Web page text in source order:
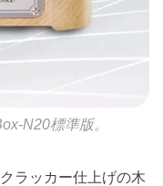
N20標準版。
ラッカー仕上げの木